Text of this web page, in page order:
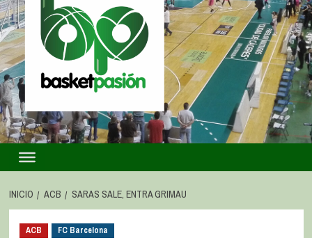
INICIO ACB SARAS SALE, ENTRA GRIMAU
ACB FC Barcelona